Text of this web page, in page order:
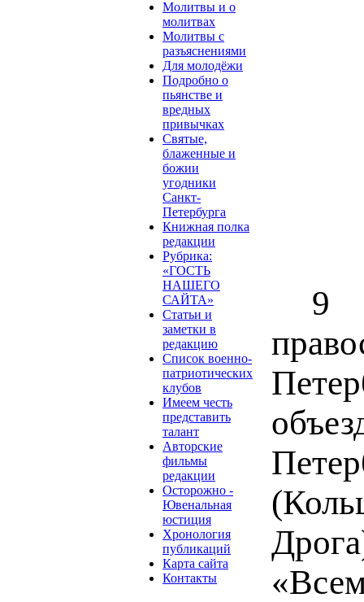
Молитвы и о
молитвах
Молитвы с
разъяснениями
Для молодёжи
Подробно о
пьянстве и
вредных
привычках
Святые,
блаженные и
божии
угодники
Санкт-
Петербурга
Книжная полка
редакции
Рубрика:
«ГОСТЬ
НАШЕГО
САЙТА»
Статьи и
заметки в
редакцию
Список военно-
патриотических
клубов
Имеем честь
представить
талант
Авторские
фильмы
редакции
Осторожно -
Ювенальная
юстиция
Хронология
публикаций
Карта сайта
Контакты
9